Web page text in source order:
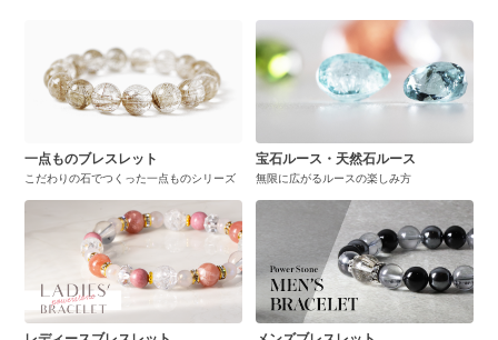
一点ものブレスレット
こだわりの石でつくった一点ものシリーズ
宝石ルース・天然石ルース
無限に広がるルースの楽しみ方